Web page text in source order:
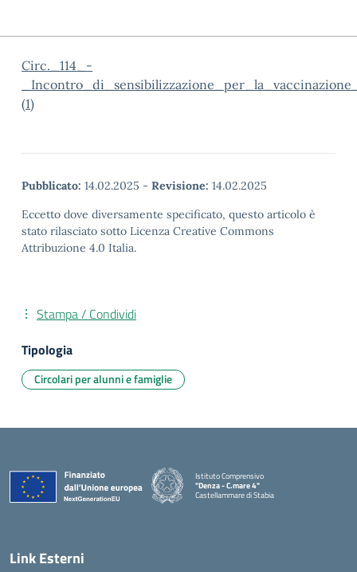
Circ._114_-
(1)
Pubblicato: 14.02.2025 - Revisione: 14.02.2025
Eccetto dove diversamente specificato, questo articolo è
stato rilasciato sotto Licenza Creative Commons
Attribuzione 4.0 Italia.
Stampa / Condividi
Tipologia
Circolari per alunni e famiglie
Istituto Comprensivo
"Denza - C.mare 4"
Castellammare di Stabia
Link Esterni